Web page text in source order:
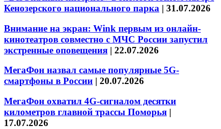
Кенозерского национального парка | 31.07.2026
Внимание на экран: Wink первым из онлайн-
кинотеатров совместно с МЧС России запустил
экстренные оповещения | 22.07.2026
МегаФон назвал самые популярные 5G-
смартфоны в России | 20.07.2026
МегаФон охватил 4G-сигналом десятки
километров главной трассы Поморья |
17.07.2026